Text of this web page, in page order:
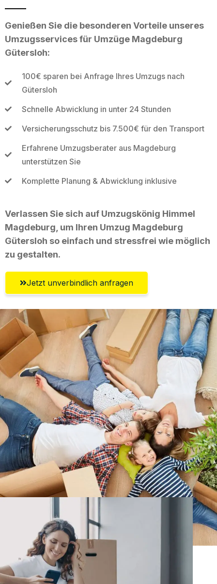
Genießen Sie die besonderen Vorteile unseres
Umzugsservices für Umzüge Magdeburg
Gütersloh:
100€ sparen bei Anfrage Ihres Umzugs nach
Gütersloh
Schnelle Abwicklung in unter 24 Stunden
Versicherungsschutz bis 7.500€ für den Transport
Erfahrene Umzugsberater aus Magdeburg
unterstützen Sie
Komplette Planung & Abwicklung inklusive
Verlassen Sie sich auf Umzugskönig Himmel
Magdeburg, um Ihren Umzug Magdeburg
Gütersloh so einfach und stressfrei wie möglich
zu gestalten.
Jetzt unverbindlich anfragen